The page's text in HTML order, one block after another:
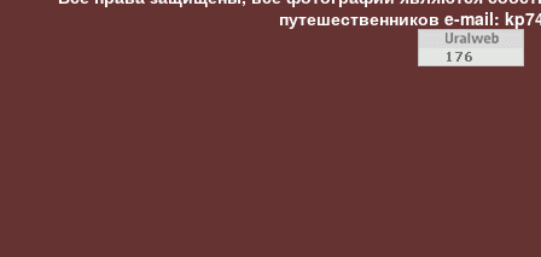
путешественников e-mail: